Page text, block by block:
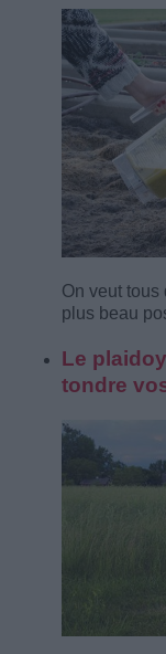
On veut tous
plus beau
Le
tondre